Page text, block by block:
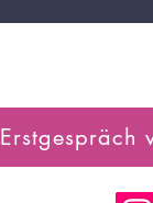
Erstgespräch